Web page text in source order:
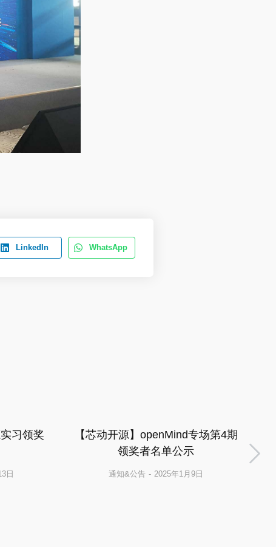
LinkedIn WhatsApp
习领奖
日
【芯动开源】openMind专场第4期
领奖者名单公示
通知&公告 2025年1月9日